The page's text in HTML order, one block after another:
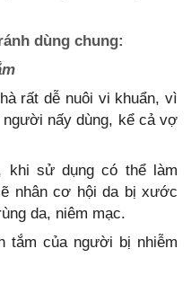
dùng chung:
rất dễ nuôi vi khuẩn, vì
nấy dùng, kể cả vợ
khi sử dụng có thể làm
nhân cơ hội da bị xước
da, niêm mạc.
tắm của người bị nhiễm